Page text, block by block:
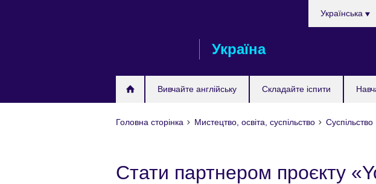
Україна
Вивчайте англійську Складайте іспити
Українська
Головна сторінка Мистецтво, освіта, суспільство Суспільство
Стати партнером проєкту